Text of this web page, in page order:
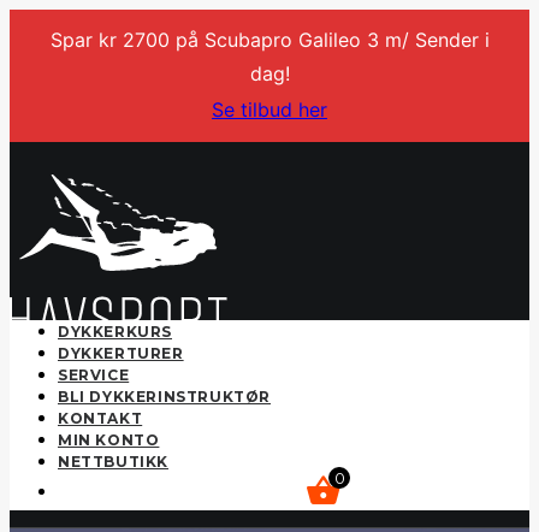
Spar kr 2700 på Scubapro Galileo 3 m/ Sender i
dag!
Se tilbud her
DYKKERKURS
DYKKERTURER
SERVICE
BLI DYKKERINSTRUKTØR
KONTAKT
MIN KONTO
NETTBUTIKK
0